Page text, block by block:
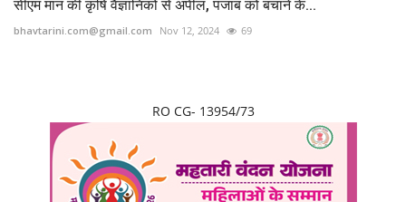
सीएम मान की कृषि वैज्ञानिकों से अपील, पंजाब को बचाने के...
bhavtarini.com@gmail.com Nov 12, 2024 69
RO CG- 13954/73